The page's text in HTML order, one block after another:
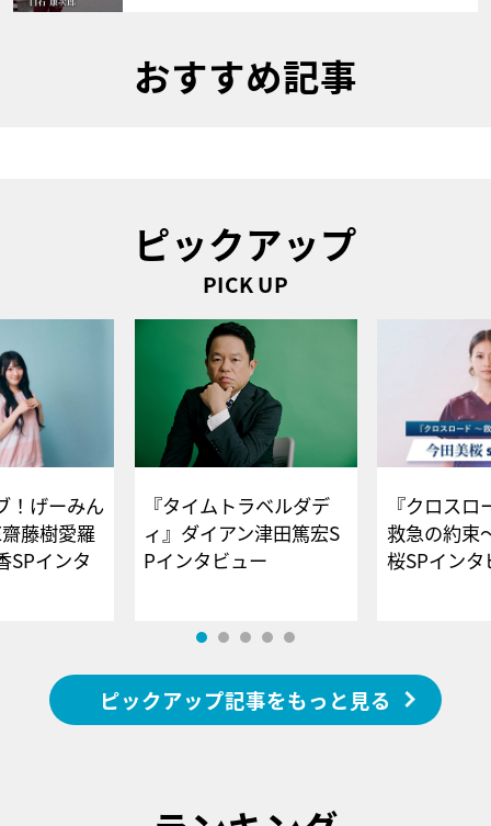
おすすめ記事
ピックアップ
PICK UP
！げーみん
藤樹愛羅
SPインタ
『タイムトラベルダデ
ィ』ダイアン津田篤宏S
Pインタビュー
『クロス
救急の約束
桜SPイ
ピックアップ記事をもっと見る